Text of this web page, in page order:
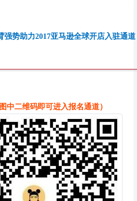
强势助力2017亚马逊全球开店入驻通
中二维码即可进入报名通道）